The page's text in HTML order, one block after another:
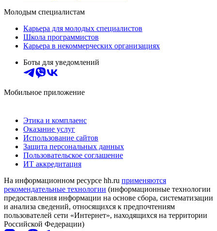
Молодым специалистам
Карьера для молодых специалистов
Школа программистов
Карьера в некоммерческих организациях
Боты для уведомлений
Мобильное приложение
Этика и комплаенс
Оказание услуг
Использование сайтов
Защита персональных данных
Пользовательское соглашение
ИТ аккредитация
На информационном ресурсе hh.ru применяются
рекомендательные технологии (информационные технологии
предоставления информации на основе сбора, систематизации
и анализа сведений, относящихся к предпочтениям
пользователей сети «Интернет», находящихся на территории
Российской Федерации)